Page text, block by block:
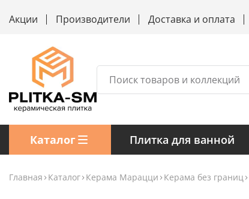
Акции Производители Доставка и оплата
Каталог Плитка для ванной
Главная Каталог Керама Марацци Керама без границ